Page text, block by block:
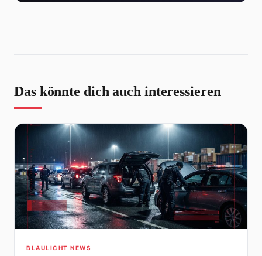
Das könnte dich auch interessieren
BLAULICHT NEWS